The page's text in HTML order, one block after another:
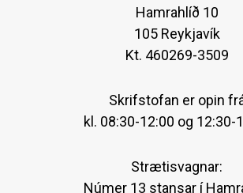
Hamrahlíð 10
105 Reykjavík
Kt. 460269-3509
Skrifstofan er opin
kl. 08:30-12:00 og 12:30-
Strætisvagnar:
Númer 13 stansar í